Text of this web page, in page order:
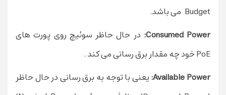
Budget می باشد.
Consumed Power: در حال حاظر سوئیچ روی پورت های
PoE خود چه مقدار برق رسانی می کند .
Available Power: یعنی با توجه به برق رسانی در حال حاظر